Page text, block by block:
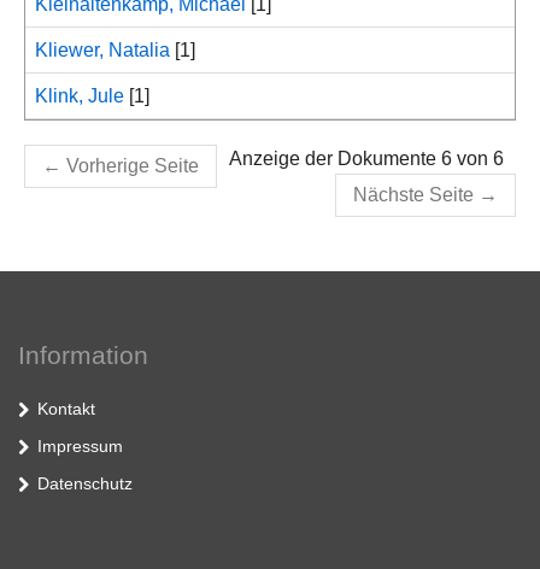
Kleinaltenkamp, Michael [1]
Kliewer, Natalia [1]
Klink, Jule [1]
← Vorherige Seite
Anzeige der Dokumente 6 von 6
Nächste Seite →
Information
Kontakt
Impressum
Datenschutz